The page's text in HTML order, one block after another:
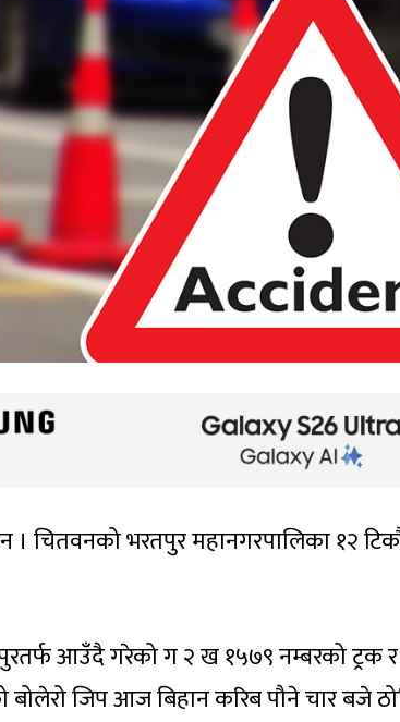
। चितवनको भरतपुर महानगरपालिका १२
आउँदै गरेको ग २ ख १५७९ नम्बरको ट्रक
बोलेरो जिप आज बिहान करिब पौने चार बजे